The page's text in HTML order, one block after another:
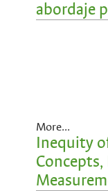
abordaje
More...
Inequity